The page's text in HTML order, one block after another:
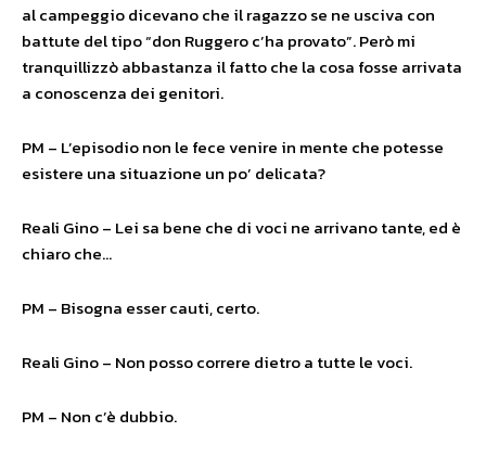
al campeggio dicevano che il ragazzo se ne usciva con
battute del tipo “don Ruggero c’ha provato”. Però mi
tranquillizzò abbastanza il fatto che la cosa fosse arrivata
a conoscenza dei genitori.
PM – L’episodio non le fece venire in mente che potesse
esistere una situazione un po’ delicata?
Reali Gino – Lei sa bene che di voci ne arrivano tante, ed è
chiaro che…
PM – Bisogna esser cauti, certo.
Reali Gino – Non posso correre dietro a tutte le voci.
PM – Non c’è dubbio.